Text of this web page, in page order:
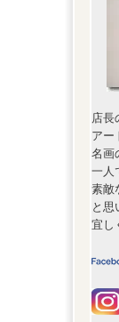
店長
アー
名画
一人
素敵
と思
宜し